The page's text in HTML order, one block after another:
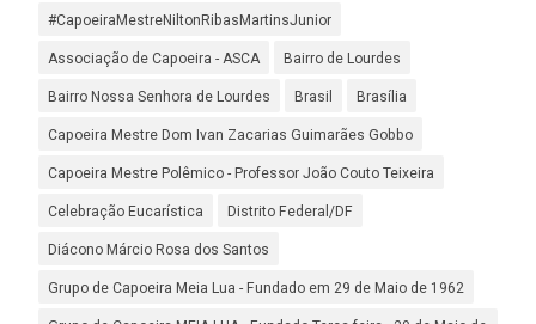
#CapoeiraMestreNiltonRibasMartinsJunior
Associação de Capoeira - ASCA Bairro de Lourdes
Bairro Nossa Senhora de Lourdes Brasil Brasília
Capoeira Mestre Dom Ivan Zacarias Guimarães Gobbo
Capoeira Mestre Polêmico - Professor João Couto Teixeira
Celebração Eucarística Distrito Federal/DF
Diácono Márcio Rosa dos Santos
Grupo de Capoeira Meia Lua - Fundado em 29 de Maio de 1962